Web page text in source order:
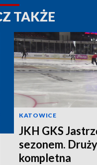
TAKŻE
KATOWICE
JKH GKS
sezonem.
kompletna